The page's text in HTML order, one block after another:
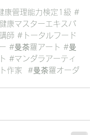
康管理能力検定1級 #
康マスターエキスパ
師 #トータルフード
#曼荼羅アート #曼
#マンダラアーティ
作家
#曼荼羅オーダ